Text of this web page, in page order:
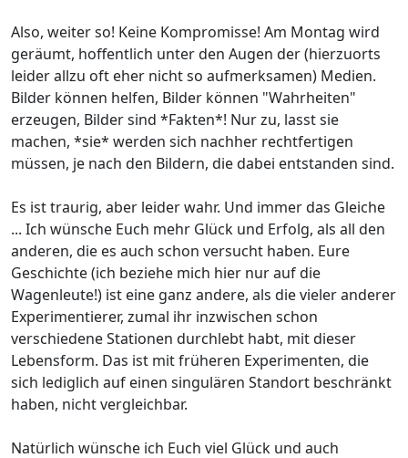
Also, weiter so! Keine Kompromisse! Am Montag wird
geräumt, hoffentlich unter den Augen der (hierzuorts
leider allzu oft eher nicht so aufmerksamen) Medien.
Bilder können helfen, Bilder können "Wahrheiten"
erzeugen, Bilder sind *Fakten*! Nur zu, lasst sie
machen, *sie* werden sich nachher rechtfertigen
müssen, je nach den Bildern, die dabei entstanden sind.
Es ist traurig, aber leider wahr. Und immer das Gleiche
... Ich wünsche Euch mehr Glück und Erfolg, als all den
anderen, die es auch schon versucht haben. Eure
Geschichte (ich beziehe mich hier nur auf die
Wagenleute!) ist eine ganz andere, als die vieler anderer
Experimentierer, zumal ihr inzwischen schon
verschiedene Stationen durchlebt habt, mit dieser
Lebensform. Das ist mit früheren Experimenten, die
sich lediglich auf einen singulären Standort beschränkt
haben, nicht vergleichbar.
Natürlich wünsche ich Euch viel Glück und auch